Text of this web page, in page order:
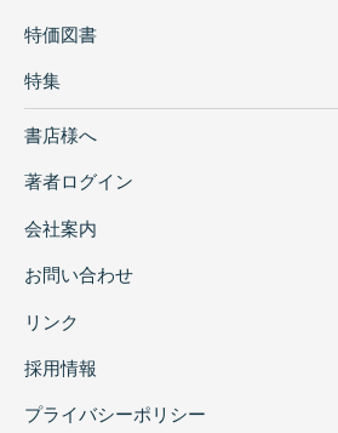
特価図書
特集
書店様へ
著者ログイン
会社案内
お問い合わせ
リンク
採用情報
プライバシーポリシー